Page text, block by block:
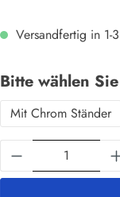
Versandfertig in 1-
Bitte wählen Sie
Mit Chrom Ständer
Produkt